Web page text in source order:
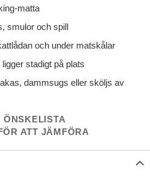
matta
smulor och spill
och under matskålar
stadigt på plats
dammsugs eller sköljs av
ÖNSKELISTA
ATT JÄMFÖRA